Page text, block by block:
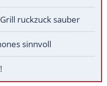
ruckzuck sauber
sinnvoll